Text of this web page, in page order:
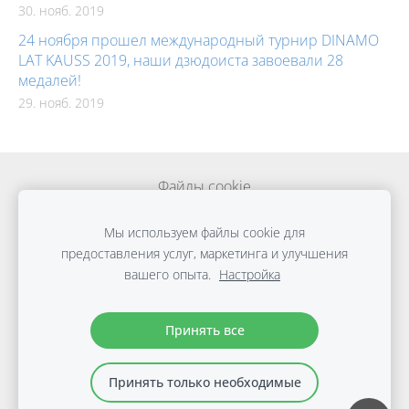
30. нояб. 2019
24 ноября прошел международный турнир DINAMO
LAT KAUSS 2019, наши дзюдоиста завоевали 28
медалей!
29. нояб. 2019
Файлы cookie
Biedrība "VSEVOLODA ZEĻONIJA SPORTA UN IZGLĪTĪBAS
APVIENĪBA" © 2021
E.Birznieka-Upīša 21E, Rīga, LV-1011
+371 27221777info@sportaskola.org
Мы используем файлы cookie для
предоставления услуг, маркетинга и улучшения
вашего опыта. Настройка
Принять все
Принять только необходимые